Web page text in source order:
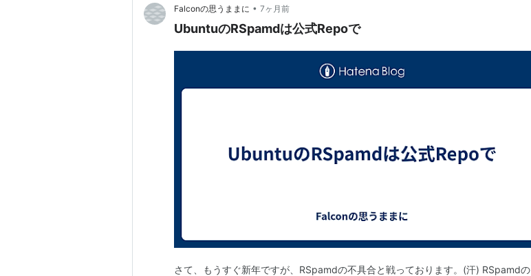
Falconの思うままに • 7ヶ月前
UbuntuのRSpamdは公式Repoで
さて、もうすぐ新年ですが、RSpamdの不具合と戦っております。(汗) RSpamdの